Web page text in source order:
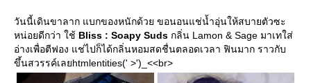
วันนี้เดินขาลาก แบกของหนักด้วย ขอนอนแช่น้ำอุ่นให้สบายตัวซะ
หน่อยดีกว่า ใช้ Bliss : Soapy Suds กลิ่น Lamon & Sage มาเทใส่
อ่างเพื่อตีฟอง แช่ไปก็ได้กลิ่นหอมสดชื่นตลอดเวลา ฟินมาก ราวกับ
ขึ้นสวรรค์เลยhtmlentities(' >')_<<br>